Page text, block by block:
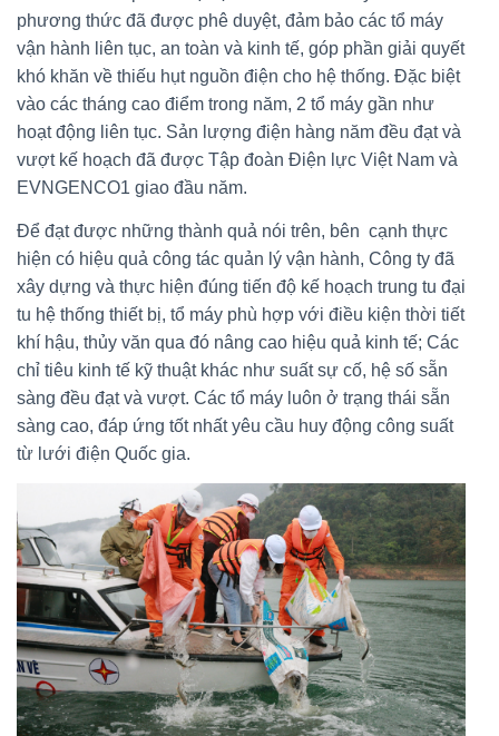
phương thức đã được phê duyệt, đảm bảo các tổ máy
vận hành liên tục, an toàn và kinh tế, góp phần giải quyết
khó khăn về thiếu hụt nguồn điện cho hệ thống. Đặc biệt
vào các tháng cao điểm trong năm, 2 tổ máy gần như
hoạt động liên tục. Sản lượng điện hàng năm đều đạt và
vượt kế hoạch đã được Tập đoàn Điện lực Việt Nam và
EVNGENCO1 giao đầu năm.
Để đạt được những thành quả nói trên, bên cạnh thực
hiện có hiệu quả công tác quản lý vận hành, Công ty đã
xây dựng và thực hiện đúng tiến độ kế hoạch trung tu đại
tu hệ thống thiết bị, tổ máy phù hợp với điều kiện thời tiết
khí hậu, thủy văn qua đó nâng cao hiệu quả kinh tế; Các
chỉ tiêu kinh tế kỹ thuật khác như suất sự cố, hệ số sẵn
sàng đều đạt và vượt. Các tổ máy luôn ở trạng thái sẵn
sàng cao, đáp ứng tốt nhất yêu cầu huy động công suất
từ lưới điện Quốc gia.